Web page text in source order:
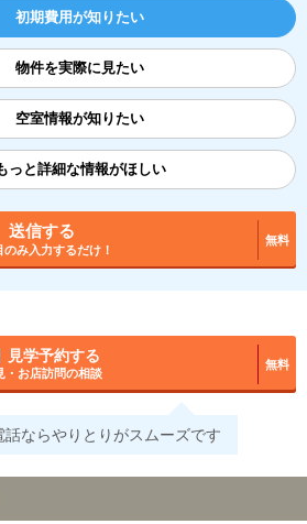
初期費用が知りたい
物件を実際に見たい
空室情報が知りたい
っと詳細な情報がほしい
送信する
のみ入力するだけ！
無料
見学予約する
・お店訪問の相談
無料
話ならやりとりがスムーズです